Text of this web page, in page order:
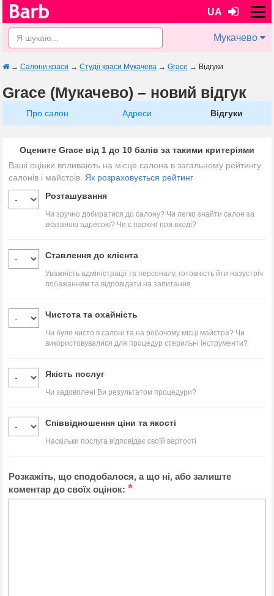
UA
Мукачево
→ Салони краси → Студії краси Мукачева → Grace → Відгуки
Grace (Мукачево) – новий відгук
Про салон Адреси Відгуки
Оцените Grace від 1 до 10 балів за такими критеріями
Ваші оцінки впливають на місце салона в загальному рейтингу
салонів і майстрів. Як розраховується рейтинг
Розташування
Чи зручно добиратися до салону? Чи легко знайти салон за
вказаною адресою? Чи є паркінг при вході?
Ставлення до клієнта
Уважність адміністрації та персоналу, готовність йти назустріч
побажанням та відповідати на запитання
Чистота та охайність
Чи було чисто в салоні та на робочому місці майстра? Чи
використовувалися для процедур стерильні інструменти?
Якість послуг
Чи задоволені Ви результатом процедури?
Співвідношення ціни та якості
Наскільки послуга відповідає своїй вартості
Розкажіть, що сподобалося, а що ні, або залиште
коментар до своїх оцінок: *